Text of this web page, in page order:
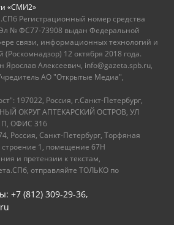
«СМИ2»
Регистрационный номер средства
№ ФС77-73908 выдан Федеральной
связи, информационных технологий и
12 октября 2018 года.
Ярослав Алексеевич, info@gazeta.spb.ru,
АО "Открытые Медиа",
197022, Россия, г.Санкт-Петербург,
ОКРУГ АПТЕКАРСКИЙ ОСТРОВ, УЛ
ОФИС 316
Россия, Санкт-Петербург, Торфяная
строение 1, помещение 67Н
и претензии к текстам,
отправляйте ТОЛЬКО по
+7 (812) 309-29-36,